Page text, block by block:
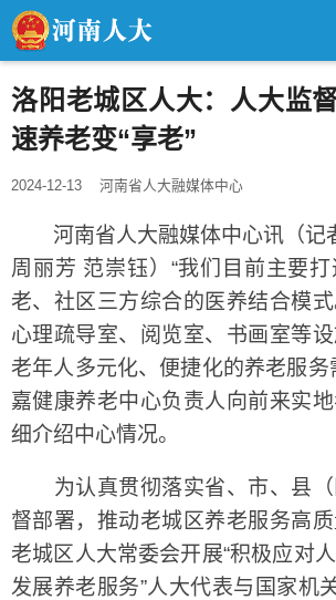
洛阳老城区人大：人大监
速养老变“享老”
2024-12-13 河南省人大融媒体中心
河南省人大融媒体中心讯（记
周丽芳 范崇钰）“我们目前主要
老、社区三方综合的医养结合模式
心理疏导室、阅览室、书画室等
老年人多元化、便捷化的养老服务
嘉健康养老中心负责人向前来实
细介绍中心情况。
为认真贯彻落实省、市、县（
督部署，推动老城区养老服务高质
老城区人大常委会开展“积极应对
发展养老服务”人大代表与国家机